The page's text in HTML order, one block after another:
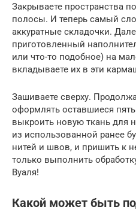
Закрываете пространства
полосы. И теперь самый
аккуратные складочки.
приготовленный
или что-то подобное) на
вкладываете их в эти
Зашиваете сверху.
оформлять оставшиеся
выкроить новую ткань для
из использованной ранее
нитей и швов, и пришить к
только выполнить
Вуаля!
Какой может быть